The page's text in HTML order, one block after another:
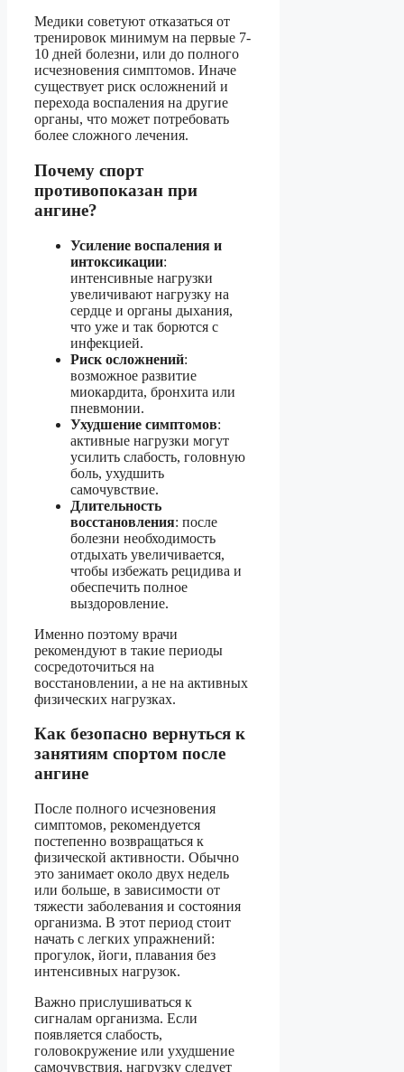
Медики советуют отказаться от
тренировок минимум на первые 7-
10 дней болезни, или до полного
исчезновения симптомов. Иначе
существует риск осложнений и
перехода воспаления на другие
органы, что может потребовать
более сложного лечения.
Почему спорт
противопоказан при
ангине?
Усиление воспаления и
интоксикации:
интенсивные нагрузки
увеличивают нагрузку на
сердце и органы дыхания,
что уже и так борются с
инфекцией.
Риск осложнений:
возможное развитие
миокардита, бронхита или
пневмонии.
Ухудшение симптомов:
активные нагрузки могут
усилить слабость, головную
боль, ухудшить
самочувствие.
Длительность
восстановления: после
болезни необходимость
отдыхать увеличивается,
чтобы избежать рецидива и
обеспечить полное
выздоровление.
Именно поэтому врачи
рекомендуют в такие периоды
сосредоточиться на
восстановлении, а не на активных
физических нагрузках.
Как безопасно вернуться к
занятиям спортом после
ангине
После полного исчезновения
симптомов, рекомендуется
постепенно возвращаться к
физической активности. Обычно
это занимает около двух недель
или больше, в зависимости от
тяжести заболевания и состояния
организма. В этот период стоит
начать с легких упражнений:
прогулок, йоги, плавания без
интенсивных нагрузок.
Важно прислушиваться к
сигналам организма. Если
появляется слабость,
головокружение или ухудшение
самочувствия, нагрузку следует